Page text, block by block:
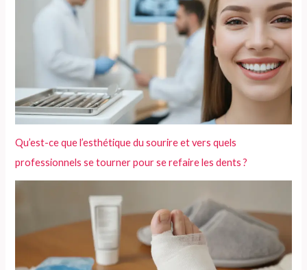
Qu’est-ce que l’esthétique du sourire et vers quels
professionnels se tourner pour se refaire les dents ?